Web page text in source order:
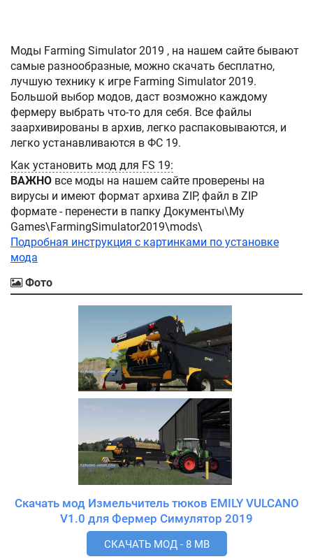
Моды Farming Simulator 2019 , на нашем сайте бывают
самые разнообразные, можно скачать бесплатно,
лучшую технику к игре Farming Simulator 2019.
Большой выбор модов, даст возможно каждому
фермеру выбрать что-то для себя. Все файлы
заархивированы в архив, легко распаковываются, и
легко устанавливаются в ФС 19.
Как установить мод для FS 19:
ВАЖНО все моды на нашем сайте проверены на
вирусы и имеют формат архива ZIP, файл в ZIP
формате - перенести в папку Документы\My
Games\FarmingSimulator2019\mods\
Подробная инструкция с картинками по установке
мода
Фото
Скачать мод Измельчитель тюков EMILY VULCANO
V1.0 для Фермер Симулятор 2019
СКАЧАТЬ МОД - 8 MB